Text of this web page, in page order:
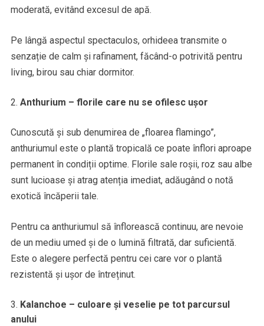
moderată, evitând excesul de apă.
Pe lângă aspectul spectaculos, orhideea transmite o
senzație de calm și rafinament, făcând-o potrivită pentru
living, birou sau chiar dormitor.
Anthurium – florile care nu se ofilesc ușor
Cunoscută și sub denumirea de „floarea flamingo”,
anthuriumul este o plantă tropicală ce poate înflori aproape
permanent în condiții optime. Florile sale roșii, roz sau albe
sunt lucioase și atrag atenția imediat, adăugând o notă
exotică încăperii tale.
Pentru ca anthuriumul să înflorească continuu, are nevoie
de un mediu umed și de o lumină filtrată, dar suficientă.
Este o alegere perfectă pentru cei care vor o plantă
rezistentă și ușor de întreținut.
Kalanchoe – culoare și veselie pe tot parcursul
anului